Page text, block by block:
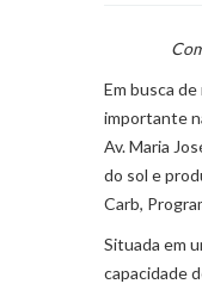
Em busca
importante
Av. Maria
do sol e
Carb,
Situada em
capacidade